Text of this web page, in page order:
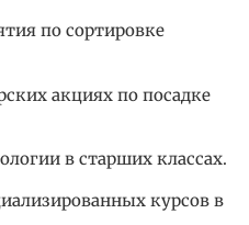
по сортировке
акциях по посадке
в старших классах.
курсов в